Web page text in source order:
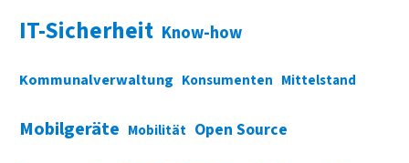
IT-Sicherheit Know-how
Kommunalverwaltung Konsumenten Mittelstand
Mobilgeräte Mobilität Open Source